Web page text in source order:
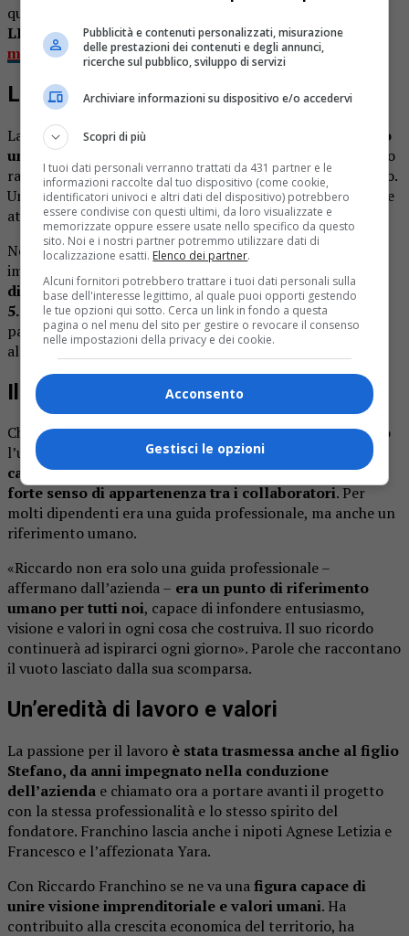
quel carattere familiare che ne ha segnato la storia.
LEGGI ANCHE:Addio ad Augusto Cesari, il re dei
motori che Gattinara non dimentica
La crescita della Effe3ti
La Effe3ti Packaging Technologies
è diventata nel tempo
un punto di riferimento nel proprio settore
, costruendo
rapporti duraturi con clienti e partner in Italia e all’estero.
Un percorso fatto di lavoro quotidiano, scelte coraggiose e
attenzione costante alla qualità.
Nel 2024 la società aveva celebrato un traguardo
importante: i 25 anni di attività.
dipendenti e dispone di un’area produttiva di circa
5.000 metri quadrati, frutto di una crescita costruita
passo dopo passo grazie alla dedizione dei titolari e
all’impegno dei lavoratori.
Il ricordo dei collaboratori
Chi ha conosciuto Riccardo Franchino ricorda soprattutto
l’uomo, oltre all’imprenditore. Una presenza costante,
capace di ascoltare, trasmettere fiducia e creare un
forte senso di appartenenza tra i collaboratori. Per
molti dipendenti era una guida professionale, ma anche un
riferimento umano.
«Riccardo non era solo una guida professionale –
affermano dall’azienda – era un punto di riferimento
umano per tutti noi, capace di infondere entusiasmo,
visione e valori in ogni cosa che costruiva. Il suo ricordo
continuerà ad ispirarci ogni giorno». Parole che raccontano
il vuoto lasciato dalla sua scomparsa.
Un’eredità di lavoro e valori
La passione per il lavoro è stata trasmessa anche al figlio
Stefano, da anni impegnato nella conduzione
dell’azienda e chiamato ora a portare avanti il progetto
con la stessa professionalità e lo stesso spirito del
fondatore. Franchino lascia anche i nipoti Agnese Letizia e
Francesco e l’affezionata Yara.
Con Riccardo Franchino se ne va unafigura capace di
unire visione imprenditoriale e valori umani. Ha
contribuito alla crescita economica del territorio, ha
Pubblicità e contenuti personalizzati, misurazione
delle prestazioni dei contenuti e degli annunci,
ricerche sul pubblico, sviluppo di servizi
Archiviare informazioni su dispositivo e/o accedervi
Scopri di più
I tuoi dati personali verranno trattati da 431 partner e le
informazioni raccolte dal tuo dispositivo (come cookie,
identificatori univoci e altri dati del dispositivo) potrebbero
essere condivise con questi ultimi, da loro visualizzate e
memorizzate oppure essere usate nello specifico da questo
sito. Noi e i nostri partner potremmo utilizzare dati di
localizzazione esatti. Elenco dei partner.
Alcuni fornitori potrebbero trattare i tuoi dati personali sulla
base dell'interesse legittimo, al quale puoi opporti gestendo
le tue opzioni qui sotto. Cerca un link in fondo a questa
pagina o nel menu del sito per gestire o revocare il consenso
nelle impostazioni della privacy e dei cookie.
Acconsento
Gestisci le opzioni